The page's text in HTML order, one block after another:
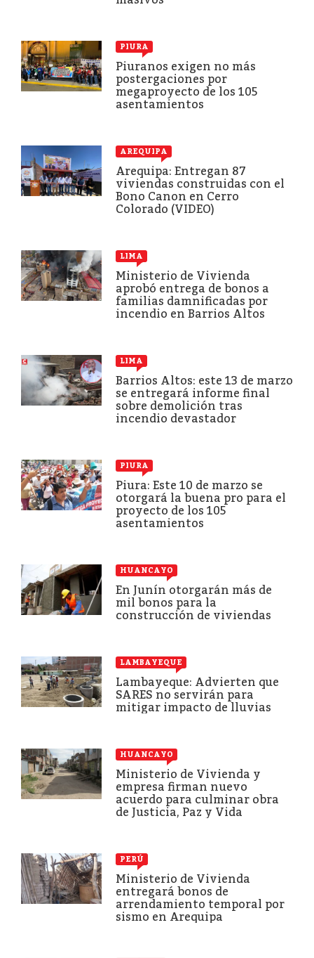
PIURA
Piuranos exigen no más
postergaciones por
megaproyecto de los 105
asentamientos
AREQUIPA
Arequipa: Entregan 87
viviendas construidas con el
Bono Canon en Cerro
Colorado (VIDEO)
LIMA
Ministerio de Vivienda
aprobó entrega de bonos a
familias damnificadas por
incendio en Barrios Altos
LIMA
Barrios Altos: este 13 de marzo
se entregará informe final
sobre demolición tras
incendio devastador
PIURA
Piura: Este 10 de marzo se
otorgará la buena pro para el
proyecto de los 105
asentamientos
HUANCAYO
En Junín otorgarán más de
mil bonos para la
construcción de viviendas
LAMBAYEQUE
Lambayeque: Advierten que
SARES no servirán para
mitigar impacto de lluvias
HUANCAYO
Ministerio de Vivienda y
empresa firman nuevo
acuerdo para culminar obra
de Justicia, Paz y Vida
PERÚ
Ministerio de Vivienda
entregará bonos de
arrendamiento temporal por
sismo en Arequipa